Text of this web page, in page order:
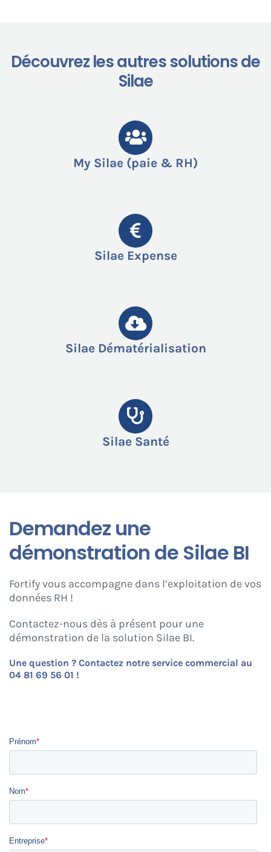
Découvrez les autres solutions de
Silae
My Silae (paie & RH)
Silae Expense
Silae Dématérialisation
Silae Santé
Demandez une
démonstration de Silae BI
Fortify vous accompagne dans l’exploitation de vos
données RH !
Contactez-nous dès à présent pour une
démonstration de la solution Silae BI.
Une question ? Contactez notre service commercial au
04 81 69 56 01 !